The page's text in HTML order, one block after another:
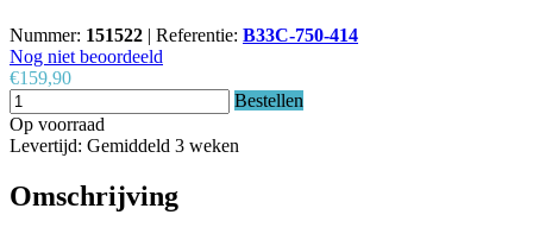
Nummer: 151522 | Referentie: B33C-750-414
Nog niet beoordeeld
€159,90
Bestellen
Op voorraad
Levertijd: Gemiddeld 3 weken
Omschrijving